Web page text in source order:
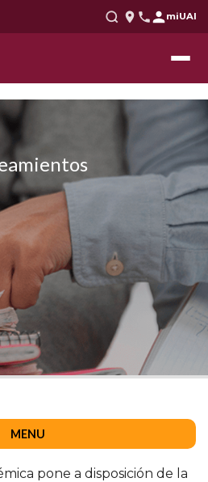
miUAI
MENU
pone a disposición de la